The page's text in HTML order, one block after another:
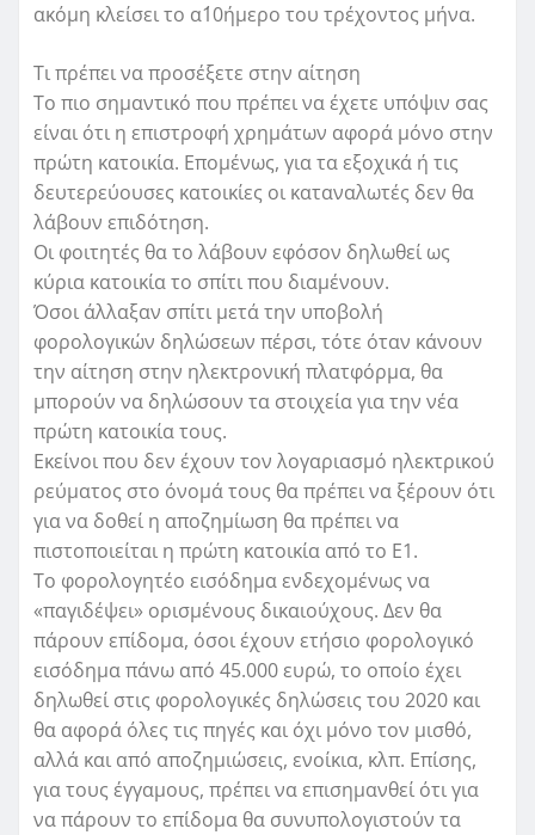
ακόμη κλείσει το α΄10ήμερο του τρέχοντος μήνα.
Τι πρέπει να προσέξετε στην αίτηση
Το πιο σημαντικό που πρέπει να έχετε υπόψιν σας
είναι ότι η επιστροφή χρημάτων αφορά μόνο στην
πρώτη κατοικία. Επομένως, για τα εξοχικά ή τις
δευτερεύουσες κατοικίες οι καταναλωτές δεν θα
λάβουν επιδότηση.
Οι φοιτητές θα το λάβουν εφόσον δηλωθεί ως
κύρια κατοικία το σπίτι που διαμένουν.
Όσοι άλλαξαν σπίτι μετά την υποβολή
φορολογικών δηλώσεων πέρσι, τότε όταν κάνουν
την αίτηση στην ηλεκτρονική πλατφόρμα, θα
μπορούν να δηλώσουν τα στοιχεία για την νέα
πρώτη κατοικία τους.
Εκείνοι που δεν έχουν τον λογαριασμό ηλεκτρικού
ρεύματος στο όνομά τους θα πρέπει να ξέρουν ότι
για να δοθεί η αποζημίωση θα πρέπει να
πιστοποιείται η πρώτη κατοικία από το Ε1.
Το φορολογητέο εισόδημα ενδεχομένως να
«παγιδέψει» ορισμένους δικαιούχους. Δεν θα
πάρουν επίδομα, όσοι έχουν ετήσιο φορολογικό
εισόδημα πάνω από 45.000 ευρώ, το οποίο έχει
δηλωθεί στις φορολογικές δηλώσεις του 2020 και
θα αφορά όλες τις πηγές και όχι μόνο τον μισθό,
αλλά και από αποζημιώσεις, ενοίκια, κλπ. Επίσης,
για τους έγγαμους, πρέπει να επισημανθεί ότι για
να πάρουν το επίδομα θα συνυπολογιστούν τα